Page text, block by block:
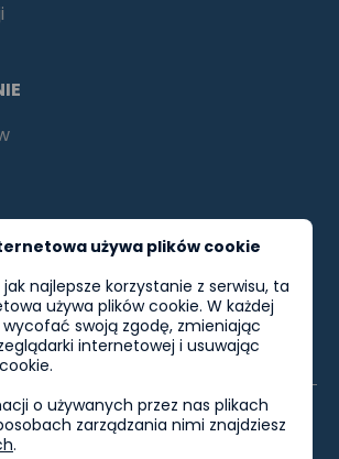
używa plików cookie
najlepsze korzystanie z serwisu, ta
używa plików cookie. W każdej
swoją zgodę, zmieniając
internetowej i usuwając
o używanych przez nas plikach
zarządzania nimi znajdziesz
.